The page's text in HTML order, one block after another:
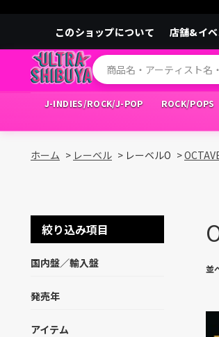
このショップについて 店舗&イベ
J-INDIES/ROCK/J-POP ROCK/POPS
ホーム > レーベル > レーベルO >
絞り込み項目
国内盤／輸入盤
発売年
アイテム
並